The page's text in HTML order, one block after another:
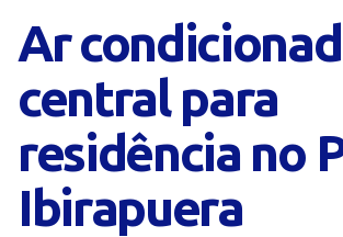
Ar
central para
residência no
Ibirapuera